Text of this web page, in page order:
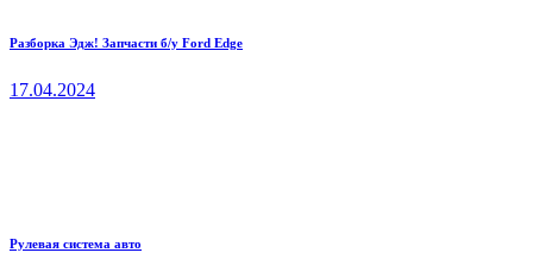
Разборка Эдж! Запчасти б/у Ford Edge
17.04.2024
Рулевая система авто